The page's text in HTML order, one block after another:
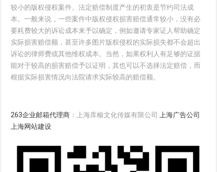
较小的版权侵权案件。法定赔偿制度产生的初衷是节约司法成
本。一般来说，一些案件中版权侵权损害赔偿通常较小，没有必
要耗费较大的诉讼成本来予以确定，例如邀请专家证人帮助确定
实际损害赔偿额，甚至许多图片版权侵权的实际损失都不会超出
诉讼的律师费或其他维权成本。当然，如果权利人有足够的证据
能对于较高的损害赔偿予以证明，其也可以不选择法定赔偿，而
根据实际损害情况向法院请求实际较高的赔偿额。
263企业邮箱代理商 ：上海库榆文化传媒有限公司
上海广告公司
上海网站建设